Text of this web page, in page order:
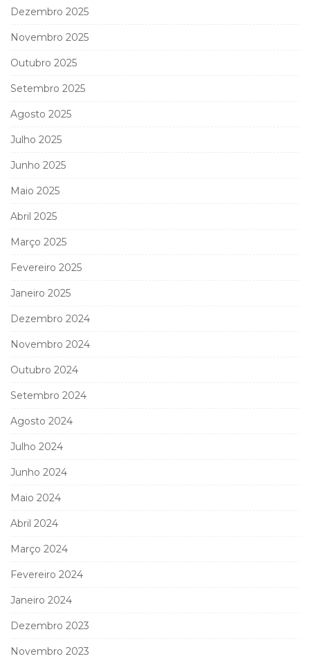
Dezembro 2025
Novembro 2025
Outubro 2025
Setembro 2025
Agosto 2025
Julho 2025
Junho 2025
Maio 2025
Abril 2025
Março 2025
Fevereiro 2025
Janeiro 2025
Dezembro 2024
Novembro 2024
Outubro 2024
Setembro 2024
Agosto 2024
Julho 2024
Junho 2024
Maio 2024
Abril 2024
Março 2024
Fevereiro 2024
Janeiro 2024
Dezembro 2023
Novembro 2023